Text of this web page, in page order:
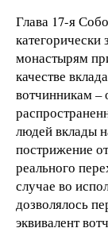
Глава 17-я
монастырям
качестве
вотчинникам –
людей вклады
пострижение
реального
случае во
дозволялось
эквивалент